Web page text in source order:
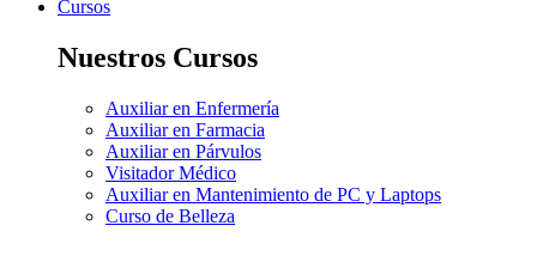
Cursos
Nuestros Cursos
Auxiliar en Enfermería
Auxiliar en Farmacia
Auxiliar en Párvulos
Visitador Médico
Auxiliar en Mantenimiento de PC y Laptops
Curso de Belleza